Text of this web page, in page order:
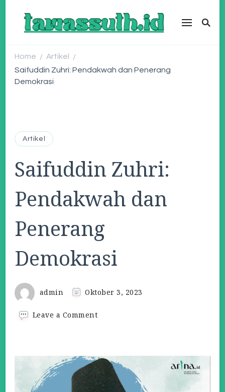
Home / Artikel
/
Saifuddin Zuhri: Pendakwah dan Penerang
Demokrasi
Artikel
Saifuddin Zuhri:
Pendakwah dan
Penerang
Demokrasi
admin Oktober 3, 2023
Leave a Commenton
dan
Penerang
Demokrasi